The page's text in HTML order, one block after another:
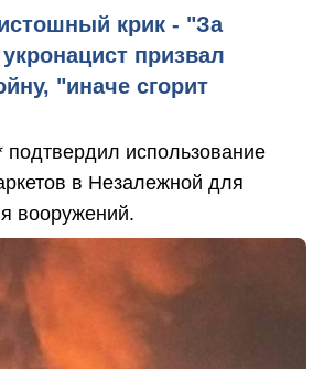
крик - "За
призвал
"иначе сгорит
подтвердил использование
в Незалежной для
вооружений.